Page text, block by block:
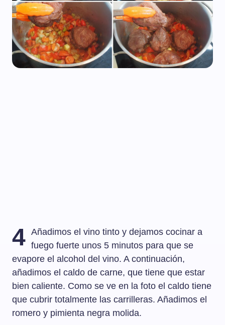
4 Añadimos el vino tinto y dejamos cocinar a
fuego fuerte unos 5 minutos para que se
evapore el alcohol del vino. A continuación,
añadimos el caldo de carne, que tiene que estar
bien caliente. Como se ve en la foto el caldo tiene
que cubrir totalmente las carrilleras. Añadimos el
romero y pimienta negra molida.